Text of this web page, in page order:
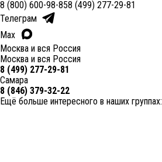
8 (800) 600-98-858 (499) 277-29-81
Телеграм
Max
Москва и вся Россия
Москва и вся Россия
8 (499) 277-29-81
Самара
8 (846) 379-32-22
Ещё больше интересного в наших группах: